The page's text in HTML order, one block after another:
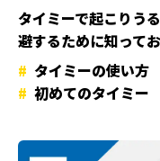
タイミーで起こりう
避するために知って
タイミーの使い方
初めてのタイミー